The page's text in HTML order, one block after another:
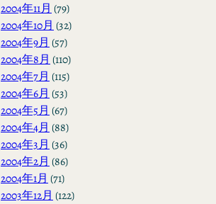
2004年11月 (79)
2004年10月 (32)
2004年9月 (57)
2004年8月 (110)
2004年7月 (115)
2004年6月 (53)
2004年5月 (67)
2004年4月 (88)
2004年3月 (36)
2004年2月 (86)
2004年1月 (71)
2003年12月 (122)